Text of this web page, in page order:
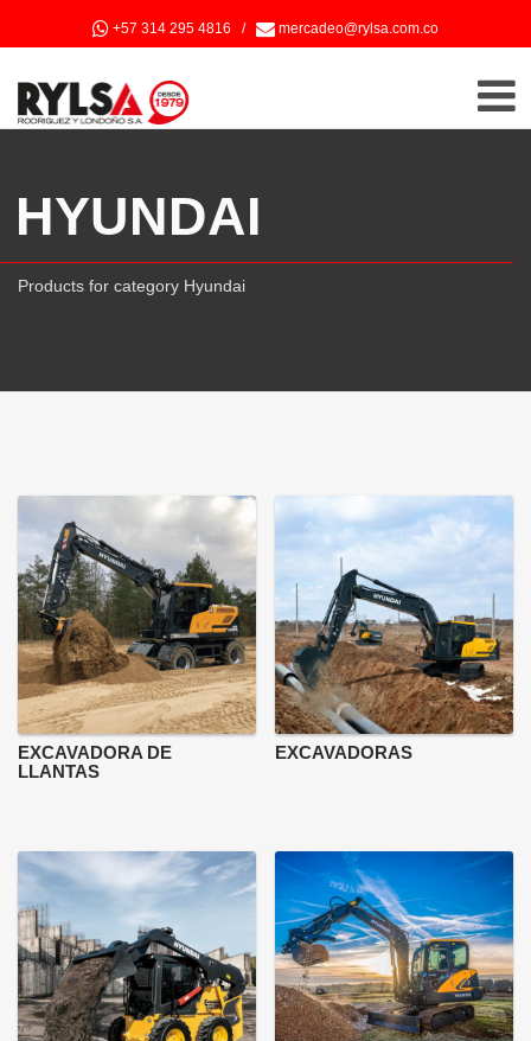
+57 314 295 4816 / mercadeo@rylsa.com.co
HYUNDAI
Products for category Hyundai
EXCAVADORA DE
LLANTAS
EXCAVADORAS